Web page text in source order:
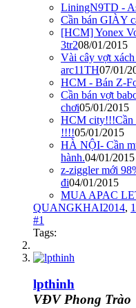
LiningN9TD -
Cần bán GIÀY
[HCM] Yonex
3tr208/01/2015
Vài cây vợt
arc11TH07/01/
HCM - Bán Z-
Cần bán vợt
chơi05/01/2015
HCM city!!!Cần
!!!!05/01/2015
HÀ NỘI- Cần
hành.04/01/2015
z-ziggler mới
đi04/01/2015
MUA APAC
QUANGKHAI2014,
#1
Tags:
lpthinh
VĐV Phong Trào